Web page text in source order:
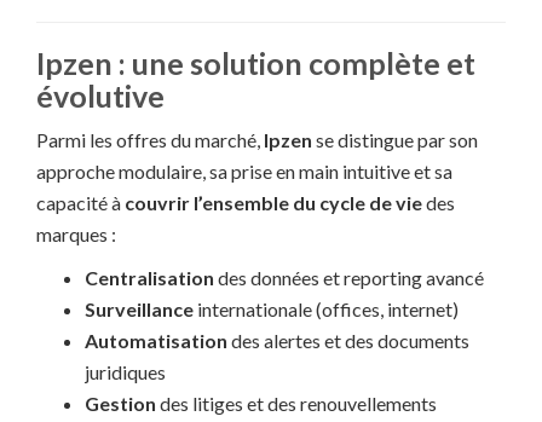
Ipzen : une solution complète et
évolutive
Parmi les offres du marché, Ipzen se distingue par son
approche modulaire, sa prise en main intuitive et sa
capacité à couvrir l’ensemble du cycle de viedes
marques :
Centralisation des données et reporting avancé
Surveillance internationale (offices, internet)
Automatisation des alertes et des documents
juridiques
Gestion des litiges et des renouvellements